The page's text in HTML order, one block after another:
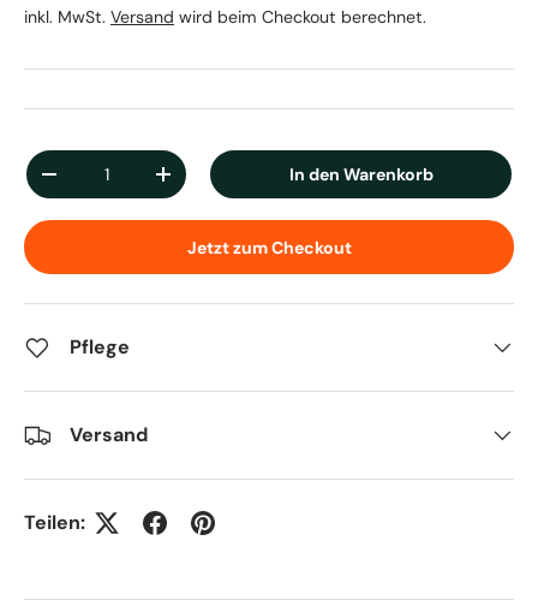
inkl. MwSt. Versand wird beim Checkout berechnet.
Anzahl
Menge verringernMenge erhöhen In den Warenkorb
Jetzt zum Checkout
Pflege
Versand
Teilen: